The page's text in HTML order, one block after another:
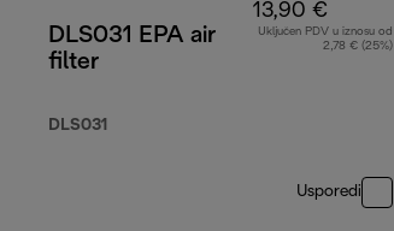
DLS031 EPA air
filter
DLS031
13,90 €
Uključen PDV u iznosu od
2,78 € (25%)
Usporedi